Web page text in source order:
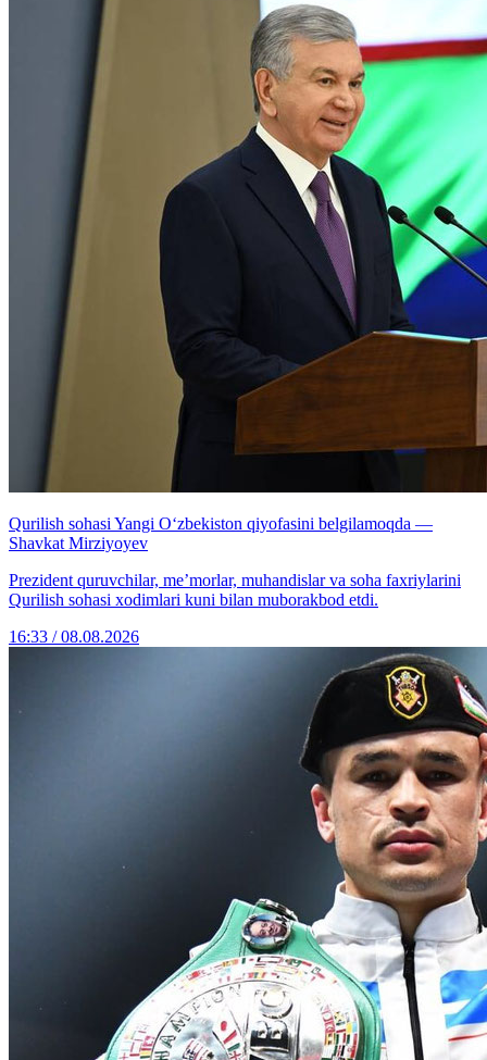
Qurilish sohasi Yangi O‘zbekiston qiyofasini belgilamoqda —
Shavkat Mirziyoyev
Prezident quruvchilar, me’morlar, muhandislar va soha faxriylarini
Qurilish sohasi xodimlari kuni bilan muborakbod etdi.
16:33 / 08.08.2026